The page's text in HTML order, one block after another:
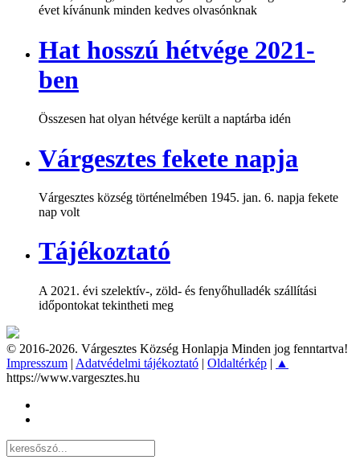
évet kívánunk minden kedves olvasónknak
Hat hosszú hétvége 2021-
ben
Összesen hat olyan hétvége került a naptárba idén
Várgesztes fekete napja
Várgesztes község történelmében 1945. jan. 6. napja fekete
nap volt
Tájékoztató
A 2021. évi szelektív-, zöld- és fenyőhulladék szállítási
időpontokat tekintheti meg
© 2016-2026. Várgesztes Község Honlapja Minden jog fenntartva!
Impresszum | Adatvédelmi tájékoztató | Oldaltérkép | ▲
https://www.vargesztes.hu